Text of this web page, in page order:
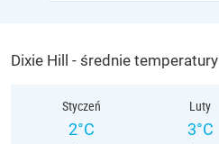
Dixie Hill - średnie temperatury
Styczeń
2°C
Luty
3°C